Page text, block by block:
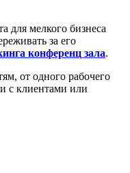
для мелкого бизнеса
за его
конференц зала.
от одного рабочего
с клиентами или